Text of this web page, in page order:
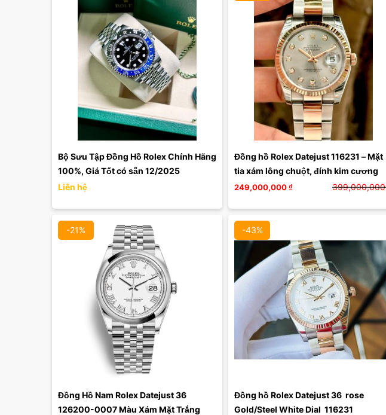
Bộ Sưu Tập Đồng Hồ Rolex Chính Hãng
100%, Giá Tốt có sẵn 12/2025
Liên hệ
Đồng hồ Rolex Datejust 116231 – Mặt
tia xám lông chuột, đính kim cương
249,000,000₫ 399,000,000
-21%
Màu mặt:
Xóa
Đồng Hồ Nam Rolex Datejust 36
126200-0007 Màu Xám Mặt Trắng
-43%
Màu mặt:
Xóa
Đồng hồ Rolex Datejust 36  rose
Gold/Steel White Dial  116231
Màu mặt: Màu mặt: